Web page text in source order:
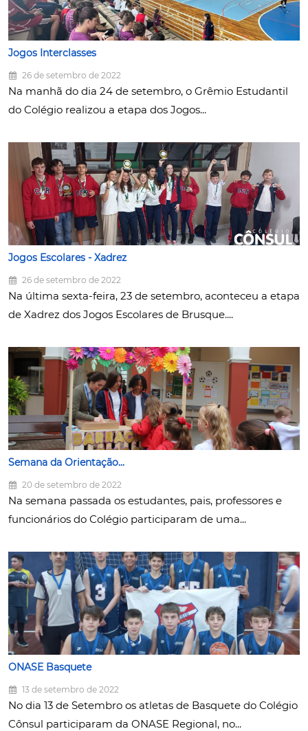
Jogos Interclasses
26 de setembro de 2022
Na manhã do dia 24 de setembro, o Grêmio Estudantil
do Colégio realizou a etapa dos Jogos...
Jogos Escolares - Xadrez
26 de setembro de 2022
Na última sexta-feira, 23 de setembro, aconteceu a etapa
de Xadrez dos Jogos Escolares de Brusque....
Semana da Orientação...
20 de setembro de 2022
Na semana passada os estudantes, pais, professores e
funcionários do Colégio participaram de uma...
ONASE Basquete
13 de setembro de 2022
No dia 13 de Setembro os atletas de Basquete do Colégio
Cônsul participaram da ONASE Regional, no...